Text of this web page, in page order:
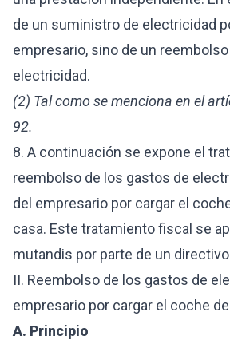
de un suministro de electricidad
empresario, sino de un
electricidad.
(2) Tal como se menciona en el
92.
8. A continuación se expone el
reembolso de los gastos de
del empresario por cargar el
casa. Este tratamiento fiscal se
mutandis por parte de un
II. Reembolso de los gastos de
empresario por cargar el coche
A. Principio